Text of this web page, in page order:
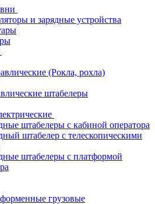
и зарядные устройства
(Рокла, рохла)
штабелеры
штабелеры с кабиной оператора
штабелер с телескопическими
штабелеры с платформой
грузовые